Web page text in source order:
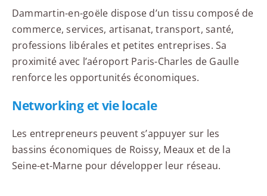
Dammartin-en-goële dispose d’un tissu composé de
commerce, services, artisanat, transport, santé,
professions libérales et petites entreprises. Sa
proximité avec l’aéroport Paris-Charles de Gaulle
renforce les opportunités économiques.
Networking et vie locale
Les entrepreneurs peuvent s’appuyer sur les
bassins économiques de Roissy, Meaux et de la
Seine-et-Marne pour développer leur réseau.